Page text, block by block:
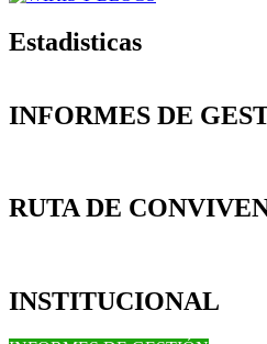
Estadisticas
INFORMES DE
RUTA DE
INSTITUCIONAL